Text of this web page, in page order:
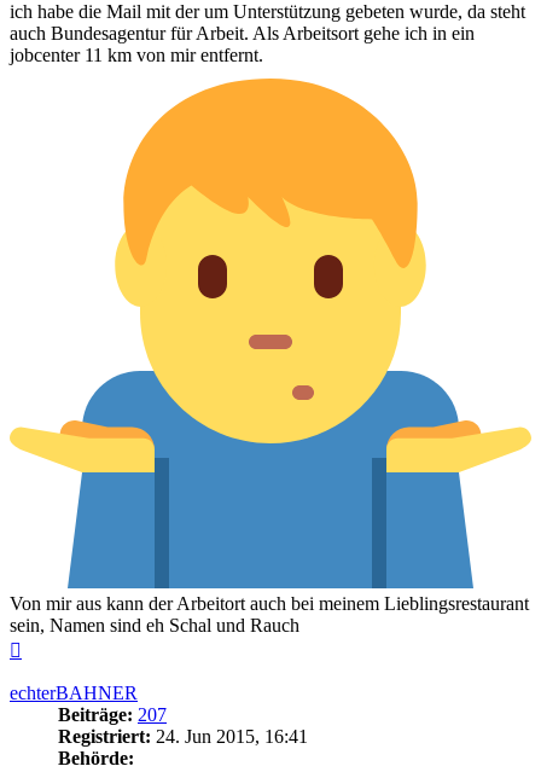
ich habe die Mail mit der um Unterstützung gebeten wurde, da steht
auch Bundesagentur für Arbeit. Als Arbeitsort gehe ich in ein
jobcenter 11 km von mir entfernt.
Von mir aus kann der Arbeitort auch bei meinem Lieblingsrestaurant
sein, Namen sind eh Schal und Rauch
echterBAHNER
Beiträge: 207
Registriert: 24. Jun 2015, 16:41
Behörde: